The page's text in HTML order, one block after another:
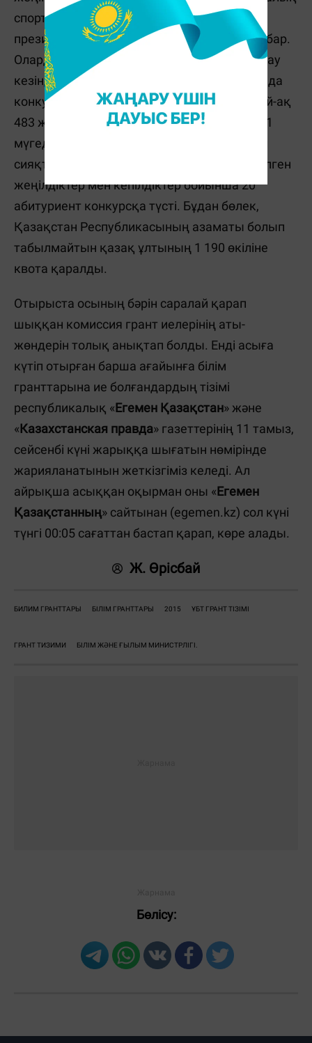
спорт жарыстарының 816 жеңімпазы,
президенттік олимпиаданың 6 жеңімпазы бар.
Олардың бәрі білім беру грантын тағайындау
кезінде басымдылықтар алды. Хабарламада
конкурсқа қатысатындар арасында сондай-ақ
483 жетім баланың I және II топтардағы 341
мүгедектің бар екені атап көрсетілген. Сол
сияқты соғысқа қатысушыларға теңестірілген
жеңілдіктер мен кепілдіктер бойынша 20
абитуриент конкурсқа түсті. Бұдан бөлек,
Қазақстан Республикасының азаматы болып
табылмайтын қазақ ұлтының 1 190 өкіліне
квота қаралды.
Отырыста осының бәрін саралай қарап
шыққан комиссия грант иелерінің аты-
жөндерін толық анықтап болды. Енді асыға
күтіп отырған барша ағайынға білім
гранттарына ие болғандардың тізімі
республикалық «Егемен Қазақстан» және
«Казахстанская правда» газеттерінің 11 тамыз,
сейсенбі күні жарыққа шығатын нөмірінде
жарияланатынын жеткізгіміз келеді. Ал
айрықша асыққан оқырман оны «Егемен
Қазақстанның» сайтынан (egemen.kz) сол күні
түнгі 00:05 сағаттан бастап қарап, көре алады.
Ж. Өрісбай
БИЛИМ ГРАНТТАРЫ БІЛІМ ГРАНТТАРЫ 2015 ҰБТ ГРАНТ ТІЗІМІ
ГРАНТ ТИЗИМИ БІЛІМ ЖӘНЕ ҒЫЛЫМ МИНИСТРЛІГІ.
Бөлісу: